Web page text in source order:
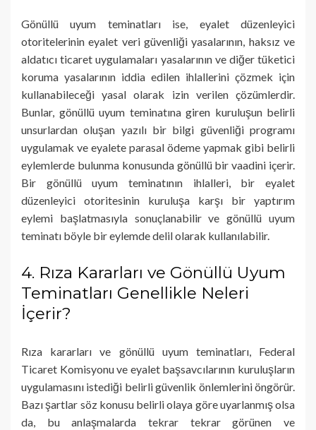
Gönüllü uyum teminatları ise, eyalet düzenleyici
otoritelerinin eyalet veri güvenliği yasalarının, haksız ve
aldatıcı ticaret uygulamaları yasalarının ve diğer tüketici
koruma yasalarının iddia edilen ihlallerini çözmek için
kullanabileceği yasal olarak izin verilen çözümlerdir.
Bunlar, gönüllü uyum teminatına giren kuruluşun belirli
unsurlardan oluşan yazılı bir bilgi güvenliği programı
uygulamak ve eyalete parasal ödeme yapmak gibi belirli
eylemlerde bulunma konusunda gönüllü bir vaadini içerir.
Bir gönüllü uyum teminatının ihlalleri, bir eyalet
düzenleyici otoritesinin kuruluşa karşı bir yaptırım
eylemi başlatmasıyla sonuçlanabilir ve gönüllü uyum
teminatı böyle bir eylemde delil olarak kullanılabilir.
4. Rıza Kararları ve Gönüllü Uyum
Teminatları Genellikle Neleri
İçerir?
Rıza kararları ve gönüllü uyum teminatları, Federal
Ticaret Komisyonu ve eyalet başsavcılarının kuruluşların
uygulamasını istediği belirli güvenlik önlemlerini öngörür.
Bazı şartlar söz konusu belirli olaya göre uyarlanmış olsa
da, bu anlaşmalarda tekrar tekrar görünen ve